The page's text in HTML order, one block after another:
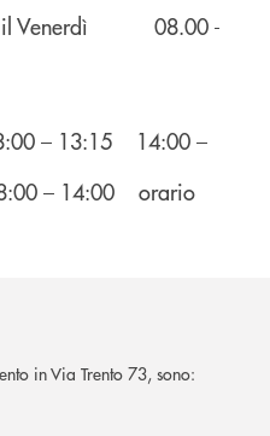
08.00 -
– 13:15 14:00 –
14:00 orario
in Via Trento 73, sono: